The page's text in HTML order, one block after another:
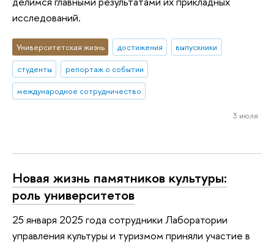
исследований.
Университетская жизнь достижения
выпускники
студенты
репортаж о событии
международное сотрудничество
3 июля
Новая жизнь памятников культуры:
роль университетов
25 января 2025 года сотрудники Лаборатории
управления культуры и туризмом приняли участие в